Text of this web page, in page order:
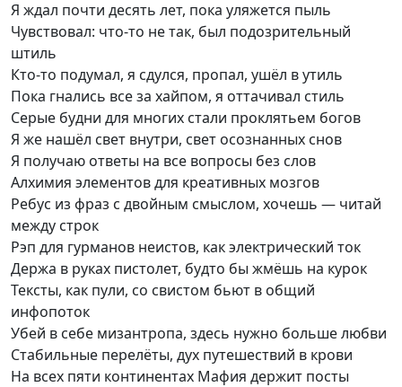
Я ждал почти десять лет, пока уляжется пыль
Чувствовал: что-то не так, был подозрительный
штиль
Кто-то подумал, я сдулся, пропал, ушёл в утиль
Пока гнались все за хайпом, я оттачивал стиль
Серые будни для многих стали проклятьем богов
Я же нашёл свет внутри, свет осознанных снов
Я получаю ответы на все вопросы без слов
Алхимия элементов для креативных мозгов
Ребус из фраз с двойным смыслом, хочешь — читай
между строк
Рэп для гурманов неистов, как электрический ток
Держа в руках пистолет, будто бы жмёшь на курок
Тексты, как пули, со свистом бьют в общий
инфопоток
Убей в себе мизантропа, здесь нужно больше любви
Стабильные перелёты, дух путешествий в крови
На всех пяти континентах Мафия держит посты